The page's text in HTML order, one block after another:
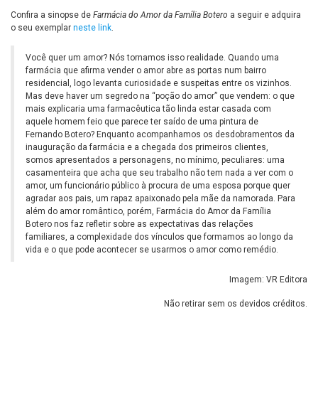
Confira a sinopse de Farmácia do Amor da Família Botero a seguir e adquira
o seu exemplar neste link.
Você quer um amor? Nós tornamos isso realidade. Quando uma
farmácia que afirma vender o amor abre as portas num bairro
residencial, logo levanta curiosidade e suspeitas entre os vizinhos.
Mas deve haver um segredo na “poção do amor” que vendem: o que
mais explicaria uma farmacêutica tão linda estar casada com
aquele homem feio que parece ter saído de uma pintura de
Fernando Botero? Enquanto acompanhamos os desdobramentos da
inauguração da farmácia e a chegada dos primeiros clientes,
somos apresentados a personagens, no mínimo, peculiares: uma
casamenteira que acha que seu trabalho não tem nada a ver com o
amor, um funcionário público à procura de uma esposa porque quer
agradar aos pais, um rapaz apaixonado pela mãe da namorada. Para
além do amor romântico, porém, Farmácia do Amor da Família
Botero nos faz refletir sobre as expectativas das relações
familiares, a complexidade dos vínculos que formamos ao longo da
vida e o que pode acontecer se usarmos o amor como remédio.
Imagem: VR Editora
Não retirar sem os devidos créditos.